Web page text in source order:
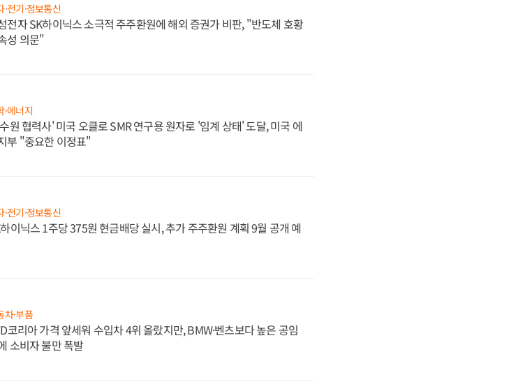
·전기·정보통신
전자 SK하이닉스 소극적 주주환원에 해외 증권가 비판, "반도체 호황
성 의문"
·에너지
원 협력사' 미국 오클로 SMR 연구용 원자로 '임계 상태' 도달, 미국 에
부 "중요한 이정표"
·전기·정보통신
이닉스 1주당 375원 현금배당 실시, 추가 주주환원 계획 9월 공개 예
차·부품
코리아 가격 앞세워 수입차 4위 올랐지만, BMW·벤츠보다 높은 공임
소비자 불만 폭발